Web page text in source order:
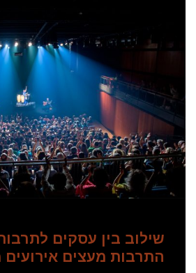
שילוב בין עסקים
התרבות מעצים אירועים